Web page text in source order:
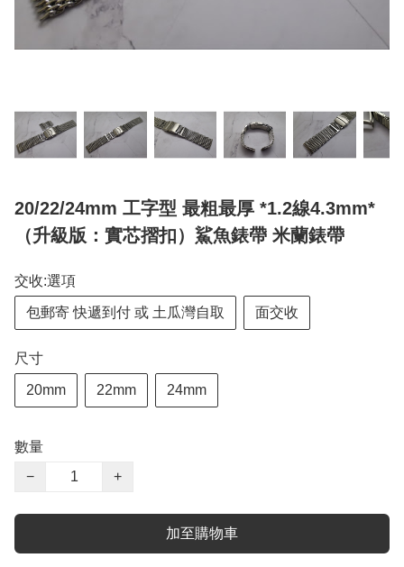
20/22/24mm 工字型 最粗最厚 *1.2線4.3mm*
（升級版：實芯摺扣）鯊魚錶帶 米蘭錶帶
交收:選項
包郵寄 快遞到付 或 土瓜灣自取 面交收
尺寸
20mm 22mm 24mm
數量
−
+
加至購物車